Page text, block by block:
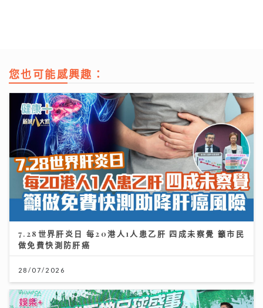
您也可能感興趣：
7.28世界肝炎日 每20港人1人患乙肝 四成未察覺 籲市民
做免費快測防肝癌
28/07/2026